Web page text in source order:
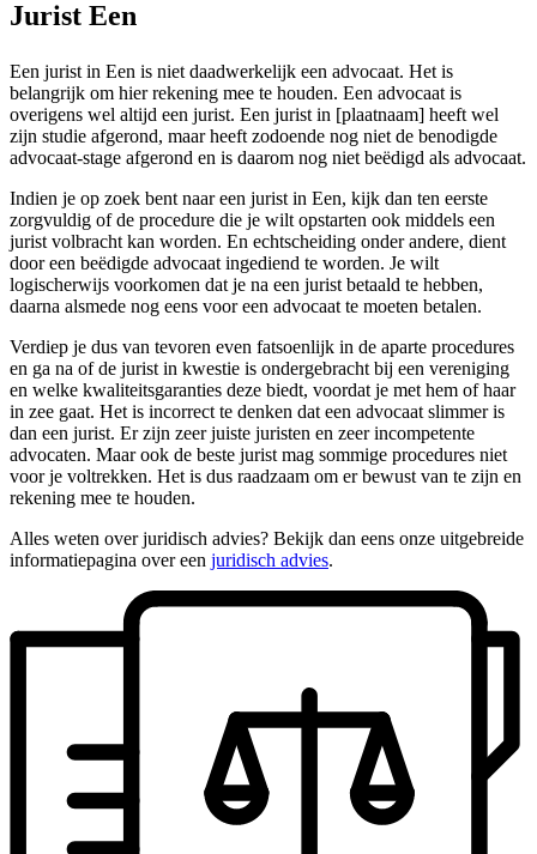
Jurist Een
Een jurist in Een is niet daadwerkelijk een advocaat. Het is
belangrijk om hier rekening mee te houden. Een advocaat is
overigens wel altijd een jurist. Een jurist in [plaatnaam] heeft wel
zijn studie afgerond, maar heeft zodoende nog niet de benodigde
advocaat-stage afgerond en is daarom nog niet beëdigd als advocaat.
Indien je op zoek bent naar een jurist in Een, kijk dan ten eerste
zorgvuldig of de procedure die je wilt opstarten ook middels een
jurist volbracht kan worden. En echtscheiding onder andere, dient
door een beëdigde advocaat ingediend te worden. Je wilt
logischerwijs voorkomen dat je na een jurist betaald te hebben,
daarna alsmede nog eens voor een advocaat te moeten betalen.
Verdiep je dus van tevoren even fatsoenlijk in de aparte procedures
en ga na of de jurist in kwestie is ondergebracht bij een vereniging
en welke kwaliteitsgaranties deze biedt, voordat je met hem of haar
in zee gaat. Het is incorrect te denken dat een advocaat slimmer is
dan een jurist. Er zijn zeer juiste juristen en zeer incompetente
advocaten. Maar ook de beste jurist mag sommige procedures niet
voor je voltrekken. Het is dus raadzaam om er bewust van te zijn en
rekening mee te houden.
Alles weten over juridisch advies? Bekijk dan eens onze uitgebreide
informatiepagina over een juridisch advies.